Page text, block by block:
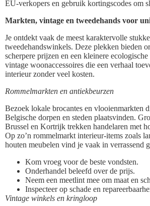
EU-verkopers en gebruik kortingscodes om
Markten, vintage en tweedehands voor
Je ontdekt vaak de meest karaktervolle
tweedehandswinkels. Deze plekken bieden
scherpere prijzen en een kleinere
vintage woonaccessoires die een verhaal
interieur zonder veel kosten.
Rommelmarkten en antiekbeurzen
Bezoek lokale brocantes en vlooienmarkten
Belgische dorpen en steden plaatsvinden.
Brussel en Kortrijk trekken handelaren met
Op zo’n rommelmarkt interieur-items zoals
houten meubelen vind je vaak in verrassend
Kom vroeg voor de beste vondsten.
Onderhandel beleefd over de prijs.
Neem een meetlint mee om maat en
Inspecteer op schade en
Vintage winkels en kringloop